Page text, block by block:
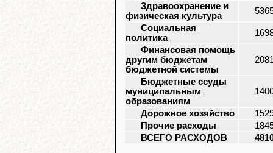
Здравоохранение и
физическая культура
Социальная
политика
Финансовая помощь
другим бюджетам
бюджетной системы
Бюджетные ссуды
муниципальным
образованиям
Дорожное хозяйство
Прочие расходы
ВСЕГО РАСХОДОВ